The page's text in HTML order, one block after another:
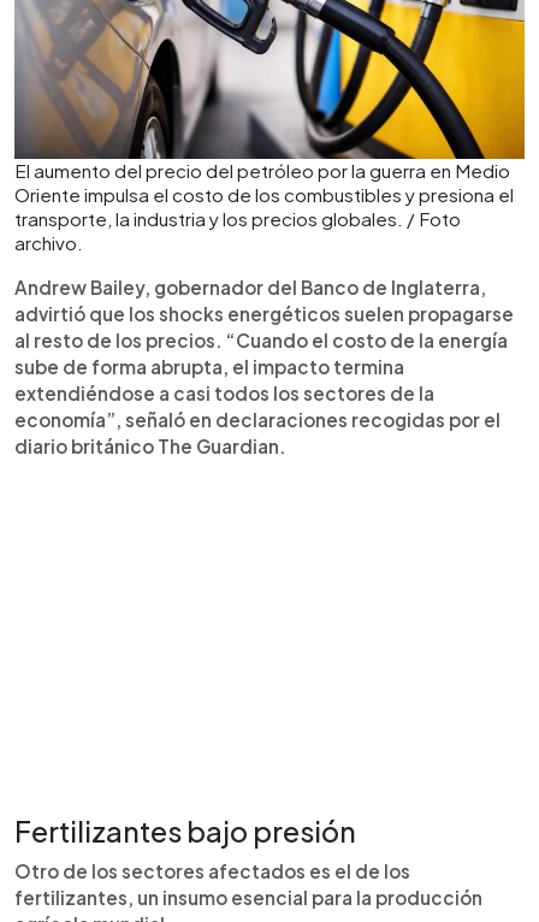
El aumento del precio del petróleo por la guerra en Medio
Oriente impulsa el costo de los combustibles y presiona el
transporte, la industria y los precios globales. / Foto
archivo.
Andrew Bailey, gobernador del Banco de Inglaterra,
advirtió que los shocks energéticos suelen propagarse
al resto de los precios. “Cuando el costo de la energía
sube de forma abrupta, el impacto termina
extendiéndose a casi todos los sectores de la
economía”, señaló en declaraciones recogidas por el
diario británico The Guardian.
Fertilizantes bajo presión
Otro de los sectores afectados es el de los
fertilizantes, un insumo esencial para la producción